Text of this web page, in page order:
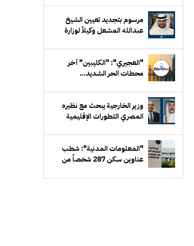
مرسوم بتجديد تعيين الشيخ
عبدالله المشعل وكيلاً لوزارة
"العجيري": "الكليبين" آخر
محطات الحر الشديد...
وزير الخارجية يبحث مع نظيره
المصري التطورات الإقليمية
"المعلومات المدنية": شطب
عناوين سكن 287 شخصاً من